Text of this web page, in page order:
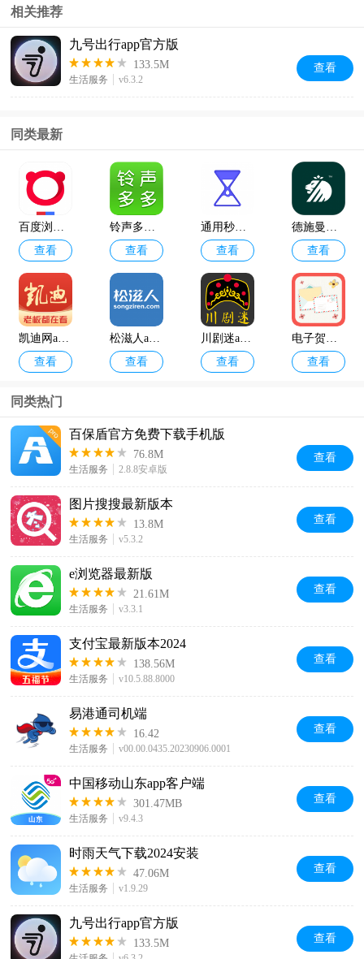
相关推荐
九号出行app官方版
133.5M
生活服务 v6.3.2
查看
同类最新
查看
查看
查看
查看
查看
查看
查看
查看
同类热门
百保盾官方免费下载手机版
76.8M
生活服务 2.8.8安卓版
查看
图片搜搜最新版本
13.8M
生活服务 v5.3.2
查看
e浏览器最新版
21.61M
生活服务 v3.3.1
查看
支付宝最新版本2024
138.56M
生活服务 v10.5.88.8000
查看
易港通司机端
16.42
生活服务 v00.00.0435.20230906.0001
查看
中国移动山东app客户端
301.47MB
生活服务 v9.4.3
查看
时雨天气下载2024安装
47.06M
生活服务 v1.9.29
查看
九号出行app官方版
133.5M 查看